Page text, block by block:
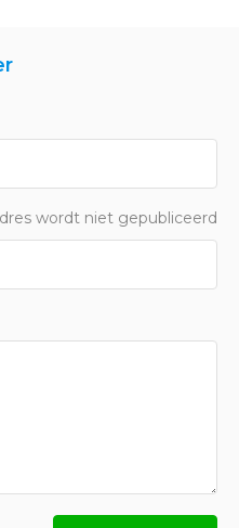
wordt niet gepubliceerd